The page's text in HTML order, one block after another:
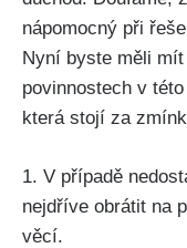
nápomocný při
Nyní byste měli
povinnostech v
která stojí za
1. V případě
nejdříve obrátit na
věcí.